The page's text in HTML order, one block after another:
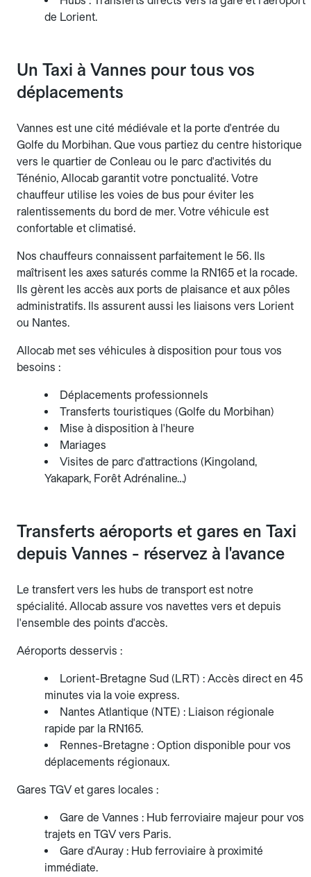
de Lorient.
Un Taxi à Vannes pour tous vos
déplacements
Vannes est une cité médiévale et la porte d'entrée du
Golfe du Morbihan. Que vous partiez du centre historique
vers le quartier de Conleau ou le parc d'activités du
Ténénio, Allocab garantit votre ponctualité. Votre
chauffeur utilise les voies de bus pour éviter les
ralentissements du bord de mer. Votre véhicule est
confortable et climatisé.
Nos chauffeurs connaissent parfaitement le 56. Ils
maîtrisent les axes saturés comme la RN165 et la rocade.
Ils gèrent les accès aux ports de plaisance et aux pôles
administratifs. Ils assurent aussi les liaisons vers Lorient
ou Nantes.
Allocab met ses véhicules à disposition pour tous vos
besoins :
Déplacements professionnels
Transferts touristiques (Golfe du Morbihan)
Mise à disposition à l'heure
Mariages
Visites de parc d'attractions (Kingoland,
Yakapark, Forêt Adrénaline…)
Transferts aéroports et gares en Taxi
depuis Vannes - réservez à l'avance
Le transfert vers les hubs de transport est notre
spécialité. Allocab assure vos navettes vers et depuis
l'ensemble des points d'accès.
Aéroports desservis :
Lorient-Bretagne Sud (LRT) : Accès direct en 45
minutes via la voie express.
Nantes Atlantique (NTE) : Liaison régionale
rapide par la RN165.
Rennes-Bretagne : Option disponible pour vos
déplacements régionaux.
Gares TGV et gares locales :
Gare de Vannes : Hub ferroviaire majeur pour vos
trajets en TGV vers Paris.
Gare d'Auray : Hub ferroviaire à proximité
immédiate.